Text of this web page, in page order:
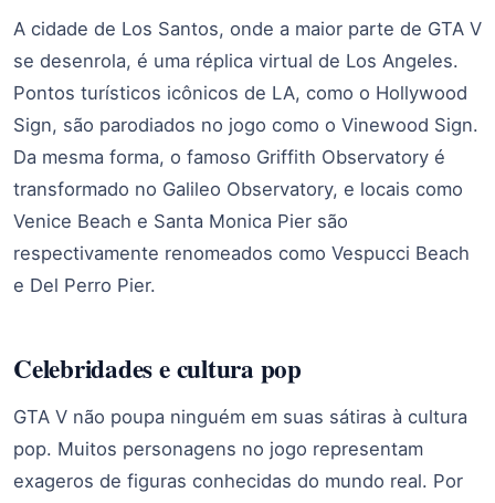
A cidade de Los Santos, onde a maior parte de GTA V
se desenrola, é uma réplica virtual de Los Angeles.
Pontos turísticos icônicos de LA, como o Hollywood
Sign, são parodiados no jogo como o Vinewood Sign.
Da mesma forma, o famoso Griffith Observatory é
transformado no Galileo Observatory, e locais como
Venice Beach e Santa Monica Pier são
respectivamente renomeados como Vespucci Beach
e Del Perro Pier.
Celebridades e cultura pop
GTA V não poupa ninguém em suas sátiras à cultura
pop. Muitos personagens no jogo representam
exageros de figuras conhecidas do mundo real. Por